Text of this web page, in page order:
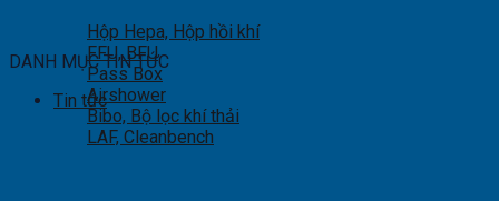
Hộp Hepa, Hộp hồi khí
FFU, BFU
Pass Box
Airshower
Bibo, Bộ lọc khí thải
LAF, Cleanbench
DANH MỤC TIN TỨC
Tin tức